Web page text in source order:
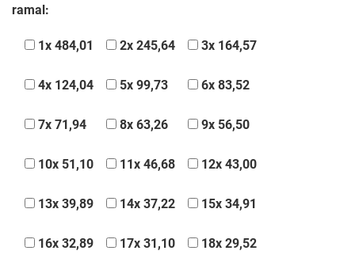
ramal:
1x 484,01 2x 245,64 3x 164,57
4x 124,04 5x 99,73 6x 83,52
7x 71,94 8x 63,26 9x 56,50
10x 51,10 11x 46,68 12x 43,00
13x 39,89 14x 37,22 15x 34,91
16x 32,89 17x 31,10 18x 29,52